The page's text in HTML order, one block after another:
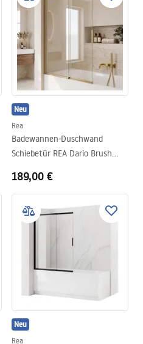
Neu
Rea
Badewannen-Duschwand
Schiebetür REA Dario Brush
189,00 €
Neu
Rea